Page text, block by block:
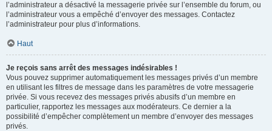
l’administrateur a désactivé la messagerie privée sur l’ensemble du forum, ou
l’administrateur vous a empêché d’envoyer des messages. Contactez
l’administrateur pour plus d’informations.
Haut
Je reçois sans arrêt des messages indésirables !
Vous pouvez supprimer automatiquement les messages privés d’un membre
en utilisant les filtres de message dans les paramètres de votre messagerie
privée. Si vous recevez des messages privés abusifs d’un membre en
particulier, rapportez les messages aux modérateurs. Ce dernier a la
possibilité d’empêcher complètement un membre d’envoyer des messages
privés.